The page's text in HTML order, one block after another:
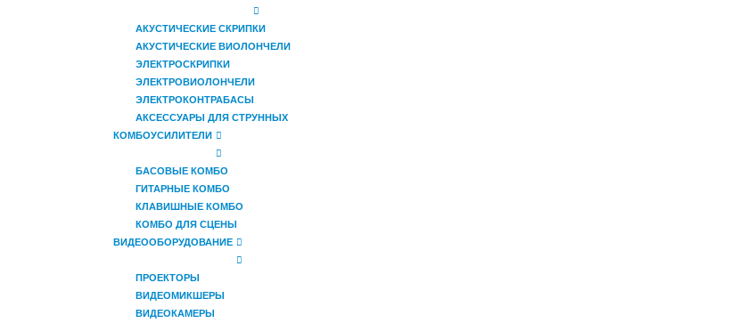
АКУСТИЧЕСКИЕ СКРИПКИ
АКУСТИЧЕСКИЕ ВИОЛОНЧЕЛИ
ЭЛЕКТРОСКРИПКИ
ЭЛЕКТРОВИОЛОНЧЕЛИ
ЭЛЕКТРОКОНТРАБАСЫ
АКСЕССУАРЫ ДЛЯ СТРУННЫХ
КОМБОУСИЛИТЕЛИ
БАСОВЫЕ КОМБО
ГИТАРНЫЕ КОМБО
КЛАВИШНЫЕ КОМБО
КОМБО ДЛЯ СЦЕНЫ
ВИДЕООБОРУДОВАНИЕ
ПРОЕКТОРЫ
ВИДЕОМИКШЕРЫ
ВИДЕОКАМЕРЫ